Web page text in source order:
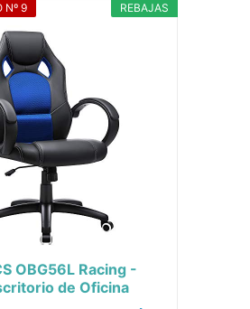
REBAJAS
Nº 9
OBG56L Racing -
de Oficina